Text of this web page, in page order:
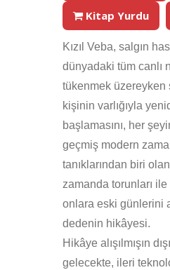
Kitap Yurdu
Kızıl Veba, salgın
dünyadaki tüm canlı
tükenmek üzereyken
kişinin varlığıyla
başlamasını, her
geçmiş modern
tanıklarından biri
zamanda torunları ile
onlara eski günlerini
dedenin hikâyesi.
Hikâye alışılmışın
gelecekte, ileri